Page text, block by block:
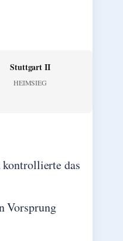
Stuttgart II
HEIMSIEG
das
Vorsprung